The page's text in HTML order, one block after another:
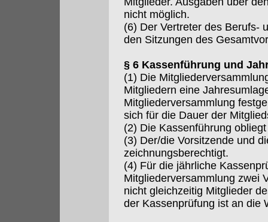
nicht möglich.
(6) Der Vertreter des Berufs-
den Sitzungen des
§ 6 Kassenführung und
(1) Die
Mitgliedern eine
Mitgliederversammlung
sich für die Dauer der
(2) Die Kassenführung
(3) Der/die Vorsitzende und
zeichnungsberechtigt.
(4) Für die jährliche
Mitgliederversammlung zwei
nicht gleichzeitig Mitglieder
der Kassenprüfung ist an die